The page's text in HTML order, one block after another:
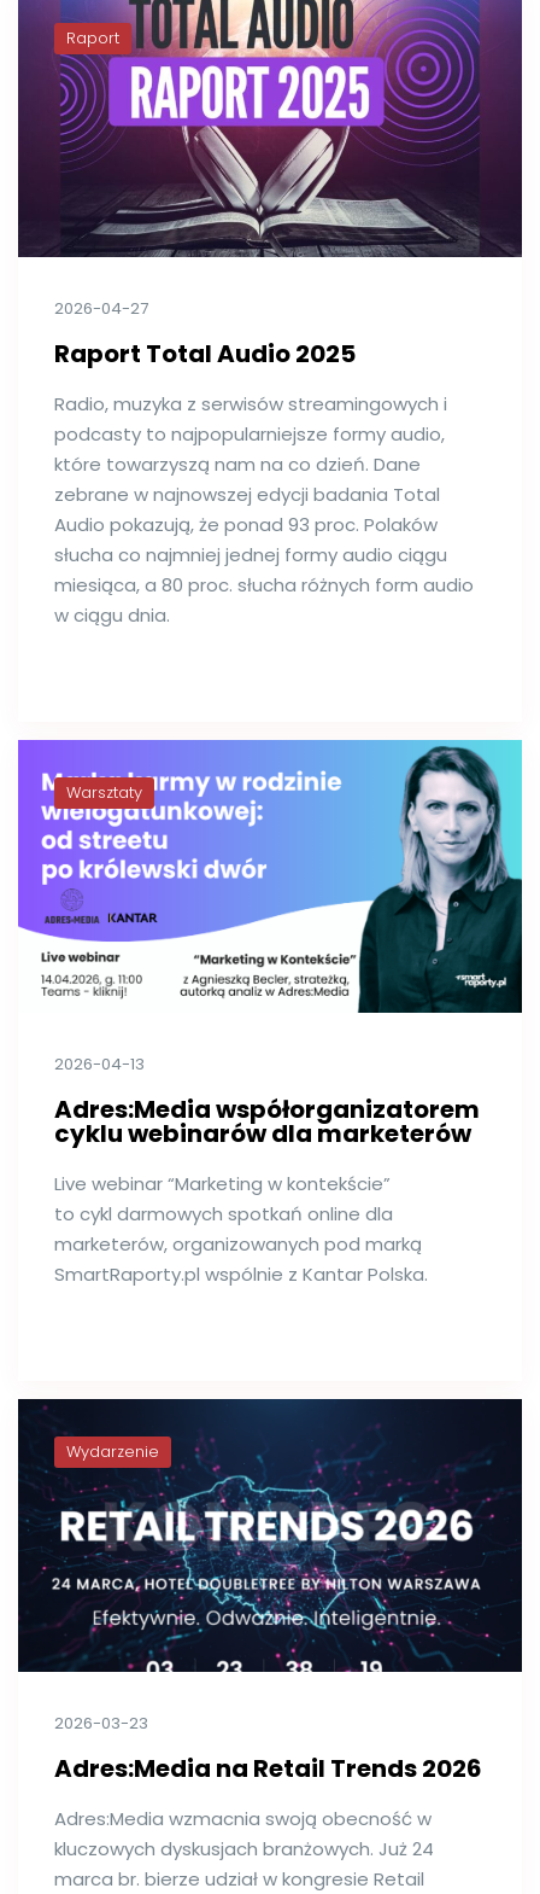
Raport
2026-04-27
Raport Total Audio 2025
Radio, muzyka z serwisów streamingowych i
podcasty to najpopularniejsze formy audio,
które towarzyszą nam na co dzień. Dane
zebrane w najnowszej edycji badania Total
Audio pokazują, że ponad 93 proc. Polaków
słucha co najmniej jednej formy audio ciągu
miesiąca, a 80 proc. słucha różnych form audio
w ciągu dnia.
Warsztaty
2026-04-13
Adres:Media współorganizatorem
cyklu webinarów dla marketerów
Live webinar “Marketing w kontekście”
to cykl darmowych spotkań online dla
marketerów, organizowanych pod marką
SmartRaporty.pl wspólnie z Kantar Polska.
Wydarzenie
2026-03-23
Adres:Media na Retail Trends 2026
Adres:Media wzmacnia swoją obecność w
kluczowych dyskusjach branżowych. Już 24
marca br. bierze udział w kongresie Retail